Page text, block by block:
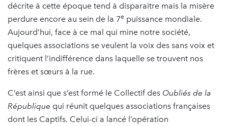
décrite à cette époque tend à disparaitre mais la misère
perdure encore au sein de la 7e puissance mondiale.
Aujourd’hui, face à ce mal qui mine notre société,
quelques associations se veulent la voix des sans voix et
critiquent l’indifférence dans laquelle se trouvent nos
frères et sœurs à la rue.
C’est ainsi que s’est formé le Collectif des Oubliés de la
République qui réunit quelques associations françaises
dont les Captifs. Celui-ci a lancé l’opération